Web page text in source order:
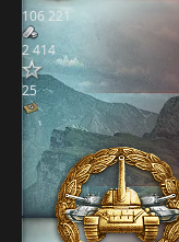
106 221
2 414
25